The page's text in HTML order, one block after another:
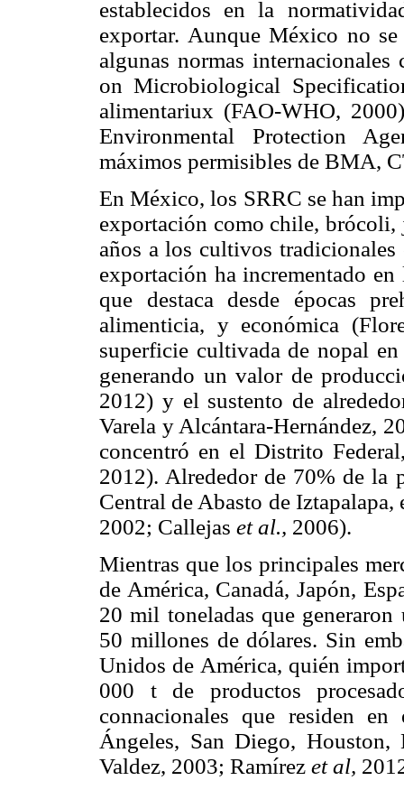
establecidos en la
exportar. Aunque México no
algunas normas
on Microbiological
alimentariux (FAO-WHO,
Environmental Protection
máximos permisibles de BMA,
En México, los SRRC se han
exportación como chile,
años a los cultivos
exportación ha incrementado
que destaca desde épocas
alimenticia, y económica
superficie cultivada de nopal
generando un valor de
2012) y el sustento de
Varela y Alcántara-Hernández,
concentró en el Distrito
2012). Alrededor de 70% de la
Central de Abasto de
2002; Callejas et al., 2006).
Mientras que los principales
de América, Canadá, Japón,
20 mil toneladas que
50 millones de dólares. Sin
Unidos de América, quién
000 t de productos
connacionales que residen
Ángeles, San Diego,
Valdez, 2003; Ramírez et al,